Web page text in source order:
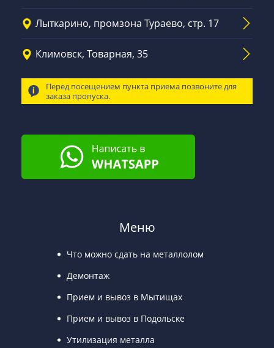
Лыткарино, промзона Тураево, стр. 17
Климовск, Товарная, 35
Перед посещением пункта приема позвоните для
заказа пропуска.
Меню
Что можно сдать на металлолом
Демонтаж
Прием и вывоз в Мытищах
Прием и вывоз в Подольске
Утилизация металла